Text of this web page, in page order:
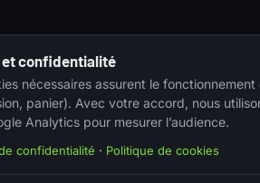
et confidentialité
nécessaires assurent le fonctionnement
panier). Avec votre accord, nous
Analytics pour mesurer l’audience.
confidentialité · Politique de cookies